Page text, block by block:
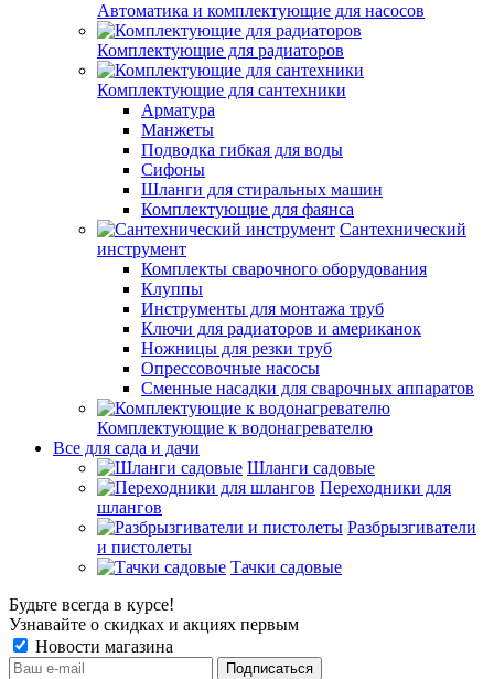
Автоматика и комплектующие для насосов
Комплектующие для радиаторов
Комплектующие для сантехники
Арматура
Манжеты
Подводка гибкая для воды
Сифоны
Шланги для стиральных машин
Комплектующие для фаянса
Сантехнический
инструмент
Комплекты сварочного оборудования
Клуппы
Инструменты для монтажа труб
Ключи для радиаторов и американок
Ножницы для резки труб
Опрессовочные насосы
Сменные насадки для сварочных аппаратов
Комплектующие к водонагревателю
Все для сада и дачи
Шланги садовые
Переходники для
шлангов
Разбрызгиватели
и пистолеты
Тачки садовые
Будьте всегда в курсе!
Узнавайте о скидках и акциях первым
Новости магазина